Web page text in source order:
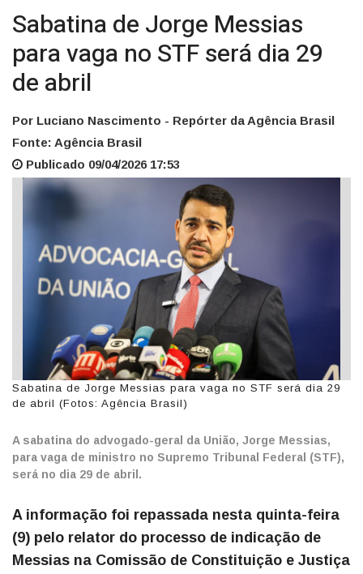
Sabatina de Jorge Messias
para vaga no STF será dia 29
de abril
Por Luciano Nascimento - Repórter da Agência Brasil
Fonte: Agência Brasil
Publicado 09/04/2026 17:53
Sabatina de Jorge Messias para vaga no STF será dia 29
de abril (Fotos: Agência Brasil)
A sabatina do advogado-geral da União, Jorge Messias,
para vaga de ministro no Supremo Tribunal Federal (STF),
será no dia 29 de abril.
A informação foi repassada nesta quinta-feira
(9) pelo relator do processo de indicação de
Messias na Comissão de Constituição e Justiça